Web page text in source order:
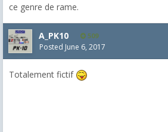
ce genre de rame.
A_PK10 509
Posted June 6, 2017
Totalement fictif